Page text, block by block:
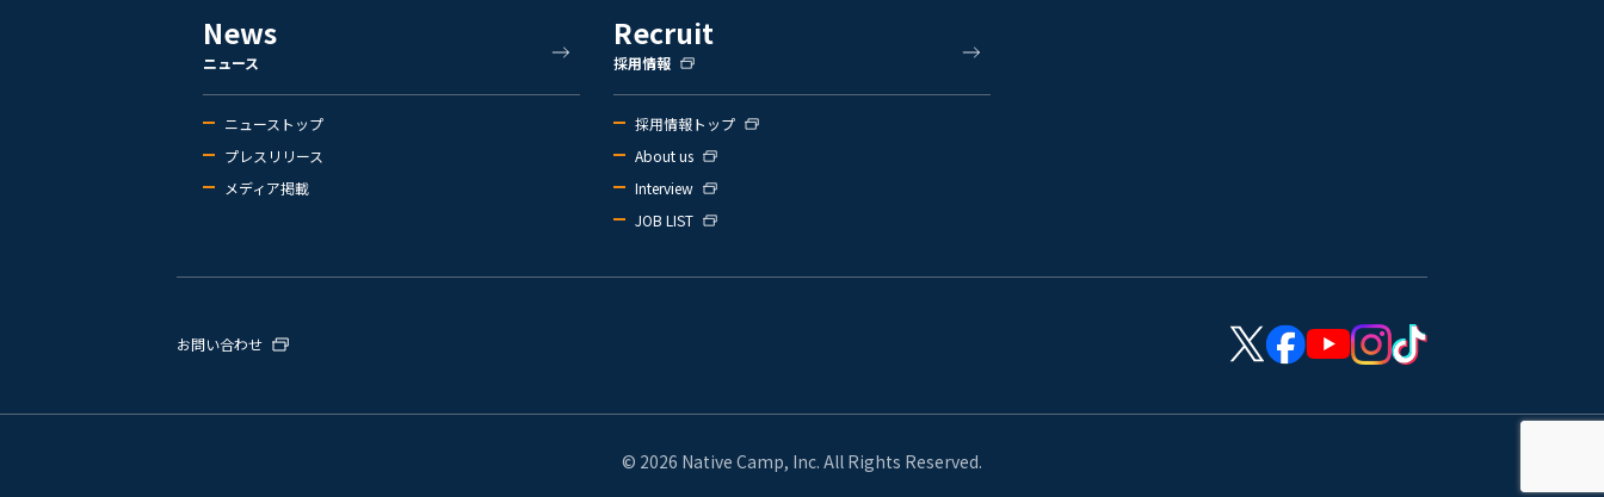
News
ニュース
ニューストップ
プレスリリース
メディア掲載
Recruit
採用情報
採用情報トップ
About us
Interview
JOB LIST
お問い合わせ
© 2026 Native Camp, Inc. All Rights Reserved.